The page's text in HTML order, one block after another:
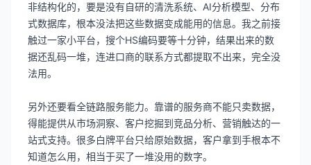
非结构化的，要是没有自研的清洗系统、AI分析模型、分布
式数据库，根本没法把这些数据变成能用的信息。我之前接
触过一家小平台，搜个HS编码要等十分钟，结果出来的数
据还乱码一堆，连进口商的联系方式都提取不出来，完全没
法用。
另外还要看全链路服务能力。靠谱的服务商不能只卖数据，
得能提供从市场洞察、客户挖掘到竞品分析、营销触达的一
站式支持。很多白牌平台只给原始数据，客户拿到手根本不
知道怎么用，相当于买了一堆没用的数字。